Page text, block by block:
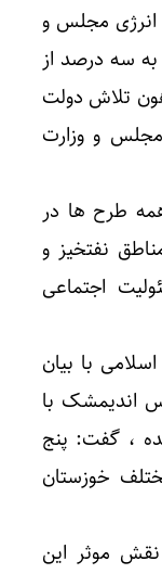
انرژی مجلس و
ارتقا از ۲ درصد به سه درصد از
تلاش دولت
و وزارت
طرح ها در
نفتخیز و
اجتماعی
با بیان
اندیمشک با
، گفت: پنج
خوزستان
نقش موثر این